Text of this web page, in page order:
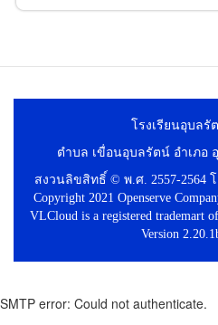
โรงเรียนอุบลรั
ตำบล เขื่อนอุบลรัตน์ อำเภอ
สงวนลิขสิทธิ์ © พ.ศ. 2557-2564
Copyright 2021 Openserve
VLCloud is a registered trademart
Version
SMTP error: Could not authenticate.